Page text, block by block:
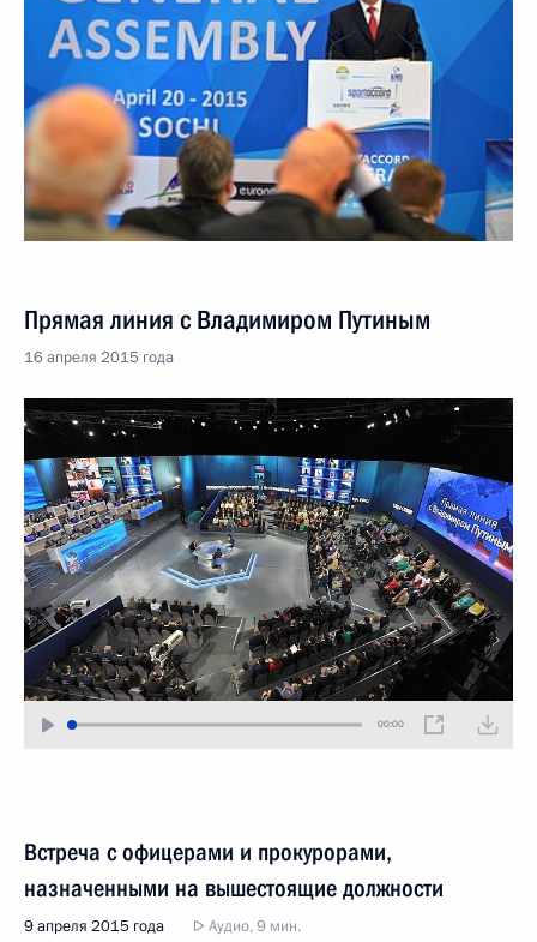
Прямая линия с Владимиром Путиным
16 апреля 2015 года
00:00
Встреча с офицерами и прокурорами,
назначенными на вышестоящие должности
9 апреля 2015 года Аудио, 9 мин.